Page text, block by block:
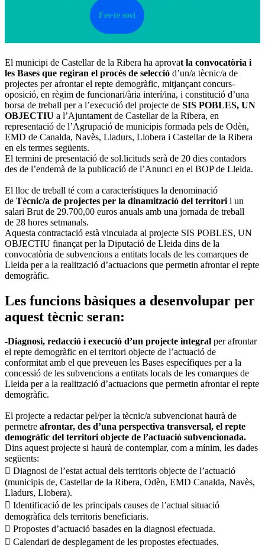
Fes-te soci
El municipi de Castellar de la Ribera ha aprovat la convocatòria i
les Bases que regiran el procés de selecció d’un/a tècnic/a de
projectes per afrontar el repte demogràfic, mitjançant concurs-
oposició, en règim de funcionari/ària interí/ina, i constitució d’una
borsa de treball per a l’execució del projecte de SIS POBLES, UN
OBJECTIU a l’Ajuntament de Castellar de la Ribera, en
representació de l’Agrupació de municipis formada pels de Odèn,
EMD de Canalda, Navès, Lladurs, Llobera i Castellar de la Ribera
en els termes següents.
El termini de presentació de sol.licituds serà de 20 dies contadors
des de l’endemà de la publicació de l’Anunci en el BOP de Lleida.
El lloc de treball té com a característiques la denominació
de Tècnic/a de projectes per la dinamització del territori i un
salari Brut de 29.700,00 euros anuals amb una jornada de treball
de 28 hores setmanals.
Aquesta contractació està vinculada al projecte SIS POBLES, UN
OBJECTIU finançat per la Diputació de Lleida dins de la
convocatòria de subvencions a entitats locals de les comarques de
Lleida per a la realització d’actuacions que permetin afrontar el repte
demogràfic.
Les funcions bàsiques a desenvolupar per
aquest tècnic seran:
-Diagnosi, redacció i execució d’un projecte integral per afrontar
el repte demogràfic en el territori objecte de l’actuació de
conformitat amb el que preveuen les Bases específiques per a la
concessió de les subvencions a entitats locals de les comarques de
Lleida per a la realització d’actuacions que permetin afrontar el repte
demogràfic.
El projecte a redactar pel/per la tècnic/a subvencionat haurà de
permetre afrontar, des d’una perspectiva transversal, el repte
demogràfic del territori objecte de l’actuació subvencionada.
Dins aquest projecte si haurà de contemplar, com a mínim, les dades
següents:
 Diagnosi de l’estat actual dels territoris objecte de l’actuació
(municipis de, Castellar de la Ribera, Odèn, EMD Canalda, Navès,
Lladurs, Llobera).
 Identificació de les principals causes de l’actual situació
demogràfica dels territoris beneficiaris.
 Propostes d’actuació basades en la diagnosi efectuada.
 Calendari de desplegament de les propostes efectuades.